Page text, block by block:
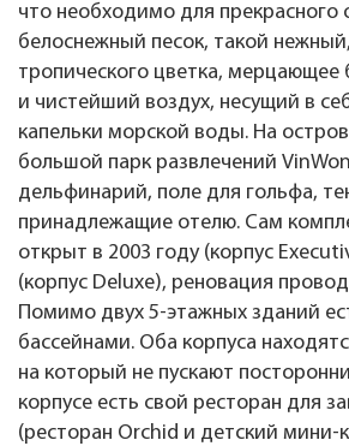
что необходимо для прекрасного
белоснежный песок, такой
тропического цветка,
и чистейший воздух, несущий в
капельки морской воды. На
большой парк развлечений
дельфинарий, поле для гольфа,
принадлежащие отелю. Сам
открыт в 2003 году (корпус
(корпус Deluxe), реновация
Помимо двух 5-этажных зданий
бассейнами. Оба корпуса
на который не пускают
корпусе есть свой ресторан для
(ресторан Orchid и детский мини-